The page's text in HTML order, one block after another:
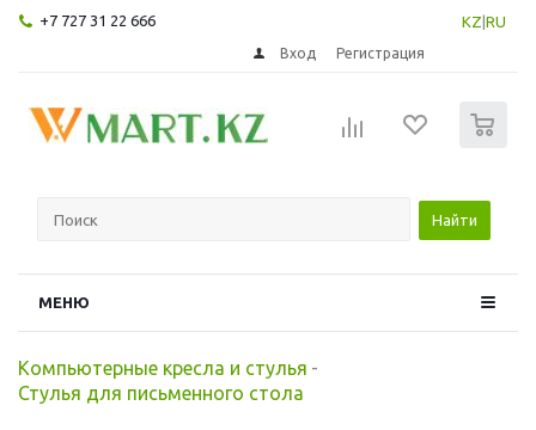
+7 727 31 22 666 KZ RU
Вход Регистрация
Найти
МЕНЮ
Компьютерные кресла и стулья -
Стулья для письменного стола